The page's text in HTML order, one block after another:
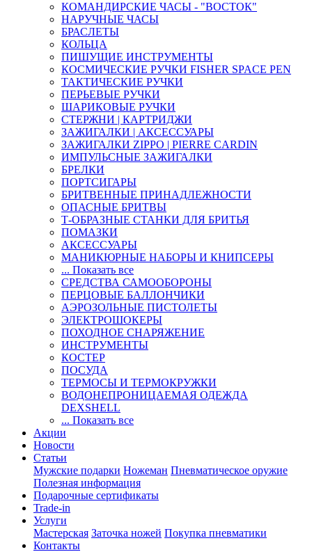
КОМАНДИРСКИЕ ЧАСЫ - "ВОСТОК"
НАРУЧНЫЕ ЧАСЫ
БРАСЛЕТЫ
КОЛЬЦА
ПИШУЩИЕ ИНСТРУМЕНТЫ
КОСМИЧЕСКИЕ РУЧКИ FISHER SPACE PEN
ТАКТИЧЕСКИЕ РУЧКИ
ПЕРЬЕВЫЕ РУЧКИ
ШАРИКОВЫЕ РУЧКИ
СТЕРЖНИ | КАРТРИДЖИ
ЗАЖИГАЛКИ | АКСЕССУАРЫ
ЗАЖИГАЛКИ ZIPPO | PIERRE CARDIN
ИМПУЛЬСНЫЕ ЗАЖИГАЛКИ
БРЕЛКИ
ПОРТСИГАРЫ
БРИТВЕННЫЕ ПРИНАДЛЕЖНОСТИ
ОПАСНЫЕ БРИТВЫ
Т-ОБРАЗНЫЕ СТАНКИ ДЛЯ БРИТЬЯ
ПОМАЗКИ
АКСЕССУАРЫ
МАНИКЮРНЫЕ НАБОРЫ И КНИПСЕРЫ
... Показать все
СРЕДСТВА САМООБОРОНЫ
ПЕРЦОВЫЕ БАЛЛОНЧИКИ
АЭРОЗОЛЬНЫЕ ПИСТОЛЕТЫ
ЭЛЕКТРОШОКЕРЫ
ПОХОДНОЕ СНАРЯЖЕНИЕ
ИНСТРУМЕНТЫ
КОСТЕР
ПОСУДА
ТЕРМОСЫ И ТЕРМОКРУЖКИ
ВОДОНЕПРОНИЦАЕМАЯ ОДЕЖДА
DEXSHELL
... Показать все
Акции
Новости
Статьи
Мужские подарки Ножеман Пневматическое оружие
Полезная информация
Подарочные сертификаты
Trade-in
Услуги
Мастерская Заточка ножей Покупка пневматики
Контакты